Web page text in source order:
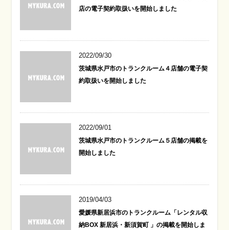
店の電子契約取扱いを開始しました
2022/09/30
茨城県水戸市のトランクルーム４店舗の電子契
約取扱いを開始しました
2022/09/01
茨城県水戸市のトランクルーム５店舗の掲載を
開始しました
2019/04/03
愛媛県新居浜市のトランクルーム「レンタル収
納BOX 新居浜・新須賀町 」の掲載を開始しま